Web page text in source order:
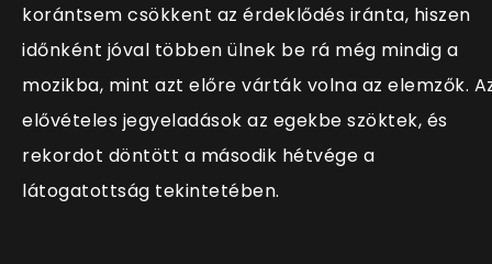
korántsem csökkent az érdeklődés iránta, hiszen
időnként jóval többen ülnek be rá még mindig a
mozikba, mint azt előre várták volna az elemzők.
elővételes jegyeladások az egekbe szöktek, és
rekordot döntött a második hétvége a
látogatottság tekintetében.